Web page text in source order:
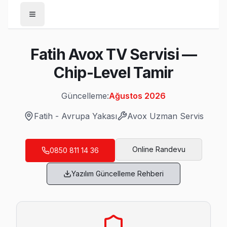
/Fatih
Son Güncelleme:Ağustos 2026
Fatih'da Mahalle Mahalle Avox TV Servis
Aksaray Avox Servis
Fatih Avox TV Servisi —
Chip-Level Tamir
Güncelleme:Ağustos 2026
Fatih - Avrupa Yakası Avox Uzman Servis
0850 811 14 36 Online Randevu
Yazılım Güncelleme Rehberi